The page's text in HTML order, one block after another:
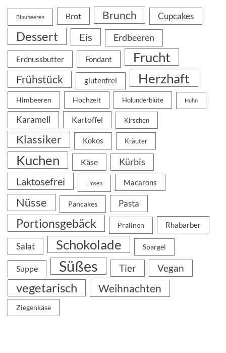
Blaubeeren Brot Brunch Cupcakes
Dessert Eis Erdbeeren
Erdnussbutter Fondant Frucht
Frühstück glutenfrei Herzhaft
Himbeeren Hochzeit Holunderblüte Huhn
Karamell Kartoffel Kirschen
Klassiker Kokos Kräuter
Kuchen Käse Kürbis
Laktosefrei Linsen Macarons
Nüsse Pancakes Pasta
Portionsgebäck Pralinen Rhabarber
Salat Schokolade Spargel
Suppe Süßes Tier Vegan
vegetarisch Weihnachten
Ziegenkäse